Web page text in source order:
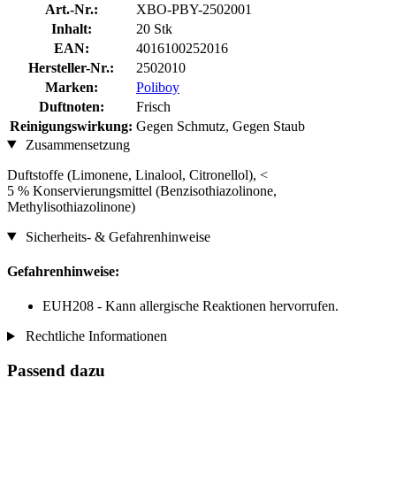
Art.-Nr.:
XBO-PBY-2502001
Inhalt:
20 Stk
EAN:
4016100252016
Hersteller-Nr.:
2502010
Marken:
Poliboy
Duftnoten:
Frisch
Reinigungswirkung: Gegen Schmutz, Gegen Staub
Zusammensetzung
Duftstoffe (Limonene, Linalool, Citronellol), <
5 % Konservierungsmittel (Benzisothiazolinone,
Methylisothiazolinone)
Sicherheits- & Gefahrenhinweise
Gefahrenhinweise:
EUH208 - Kann allergische Reaktionen hervorrufen.
Rechtliche Informationen
Passend dazu